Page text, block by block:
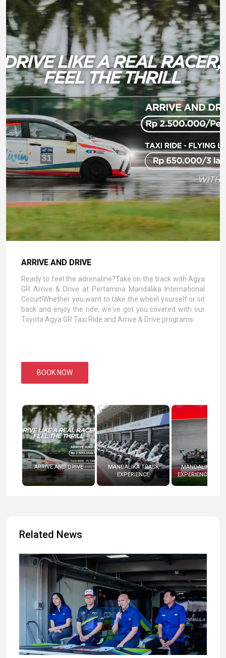
ARRIVE AND DRIVE
Ready to feel the adrenaline?Take on the track with Agya
GR Arrive & Drive at Pertamina Mandalika International
Circuit!Whether you want to take the wheel yourself or sit
back and enjoy the ride, we've got you covered with our
Toyota Agya GR Taxi Ride and Arrive & Drive programs.
BOOK NOW
ARRIVE AND DRIVE
MANDALIKA TRACK
EXPERIENCE
MANDALIKA
EXPERIENCE
Related News